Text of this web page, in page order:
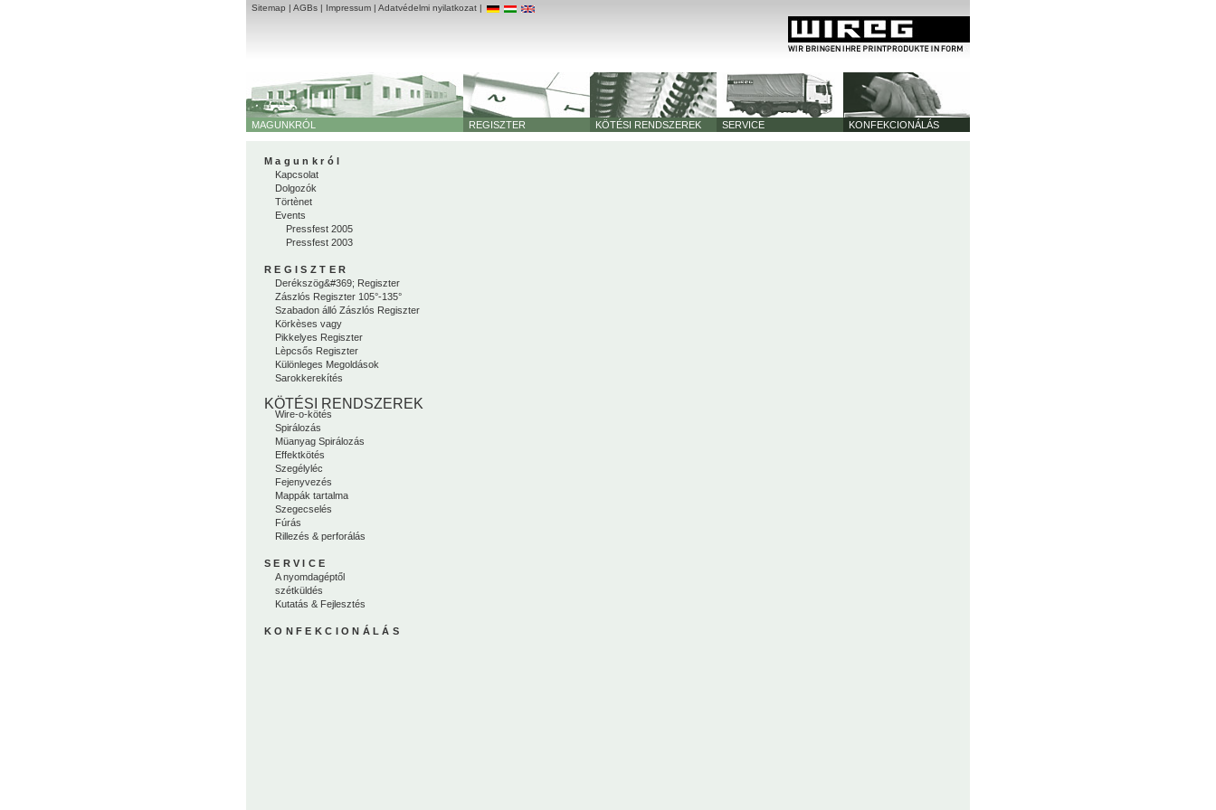
Sitemap | AGBs | Impressum | Adatvédelmi nyilatkozat |
MAGUNKRÓL REGISZTER KÖTÉSI RENDSZEREK SERVICE KONFEKCIONÁLÁS
Magunkról
Kapcsolat
Dolgozók
Törtènet
Events
Pressfest 2005
Pressfest 2003
REGISZTER
Derékszög&#369; Regiszter
Zászlós Regiszter 105°-135°
Szabadon álló Zászlós Regiszter
Körkèses vagy
Pikkelyes Regiszter
Lèpcsős Regiszter
Különleges Megoldások
Sarokkerekítés
KÖTÉSI RENDSZEREK
Wire-o-kötés
Spirálozás
Müanyag Spirálozás
Effektkötés
Szegélyléc
Fejenyvezés
Mappák tartalma
Szegecselés
Fúrás
Rillezés & perforálás
SERVICE
A nyomdagéptől
szétküldés
Kutatás & Fejlesztés
KONFEKCIONÁLÁS